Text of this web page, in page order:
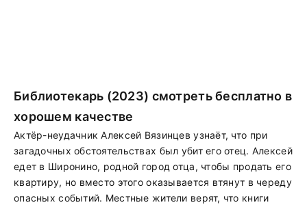
Библиотекарь (2023) смотреть бесплатно в
хорошем качестве
Актёр-неудачник Алексей Вязинцев узнаёт, что при
загадочных обстоятельствах был убит его отец. Алексей
едет в Широнино, родной город отца, чтобы продать его
квартиру, но вместо этого оказывается втянут в череду
опасных событий. Местные жители верят, что книги